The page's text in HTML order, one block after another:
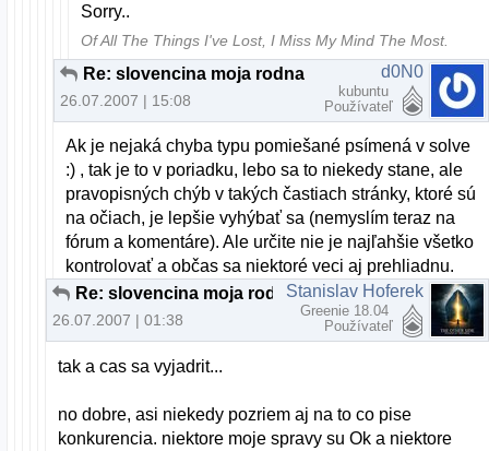
Sorry..
Of All The Things I've Lost, I Miss My Mind The Most.
Re: slovencina moja rodna
26.07.2007 | 15:08
d0N0
kubuntu
Používateľ
Ak je nejaká chyba typu pomiešané psímená v solve
:) , tak je to v poriadku, lebo sa to niekedy stane, ale
pravopisných chýb v takých častiach stránky, ktoré sú
na očiach, je lepšie vyhýbať sa (nemyslím teraz na
fórum a komentáre). Ale určite nie je najľahšie všetko
kontrolovať a občas sa niektoré veci aj prehliadnu.
Re: slovencina moja rodna
26.07.2007 | 01:38
Stanislav Hoferek
Greenie 18.04
Používateľ
tak a cas sa vyjadrit...
no dobre, asi niekedy pozriem aj na to co pise
konkurencia. niektore moje spravy su Ok a niektore